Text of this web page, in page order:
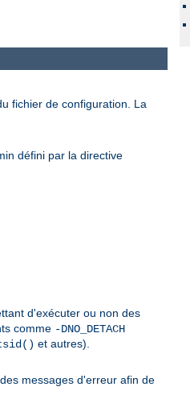
fichier de configuration. La
défini par la directive
d'exécuter ou non des
comme -DNO_DETACH
et autres).
messages d'erreur afin de